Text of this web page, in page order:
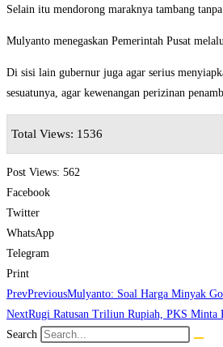
Selain itu mendorong maraknya tambang
Mulyanto menegaskan Pemerintah Pusat
Di sisi lain gubernur juga agar serius
sesuatunya, agar kewenangan perizinan
Total Views: 1536
Post Views: 562
Facebook
Twitter
WhatsApp
Telegram
Print
PrevPreviousMulyanto: Soal Harga Minyak
NextRugi Ratusan Triliun Rupiah, PKS
Search